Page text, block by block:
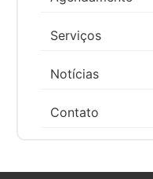
Serviços
Notícias
Contato